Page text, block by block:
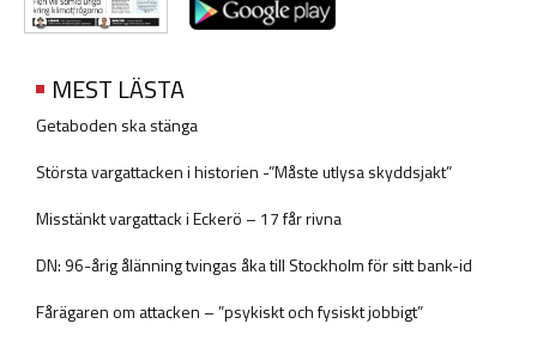
MEST LÄSTA
Getaboden ska stänga
Största vargattacken i historien -”Måste utlysa skyddsjakt”
Misstänkt vargattack i Eckerö – 17 får rivna
DN: 96-årig ålänning tvingas åka till Stockholm för sitt bank-id
Fårägaren om attacken – ”psykiskt och fysiskt jobbigt”